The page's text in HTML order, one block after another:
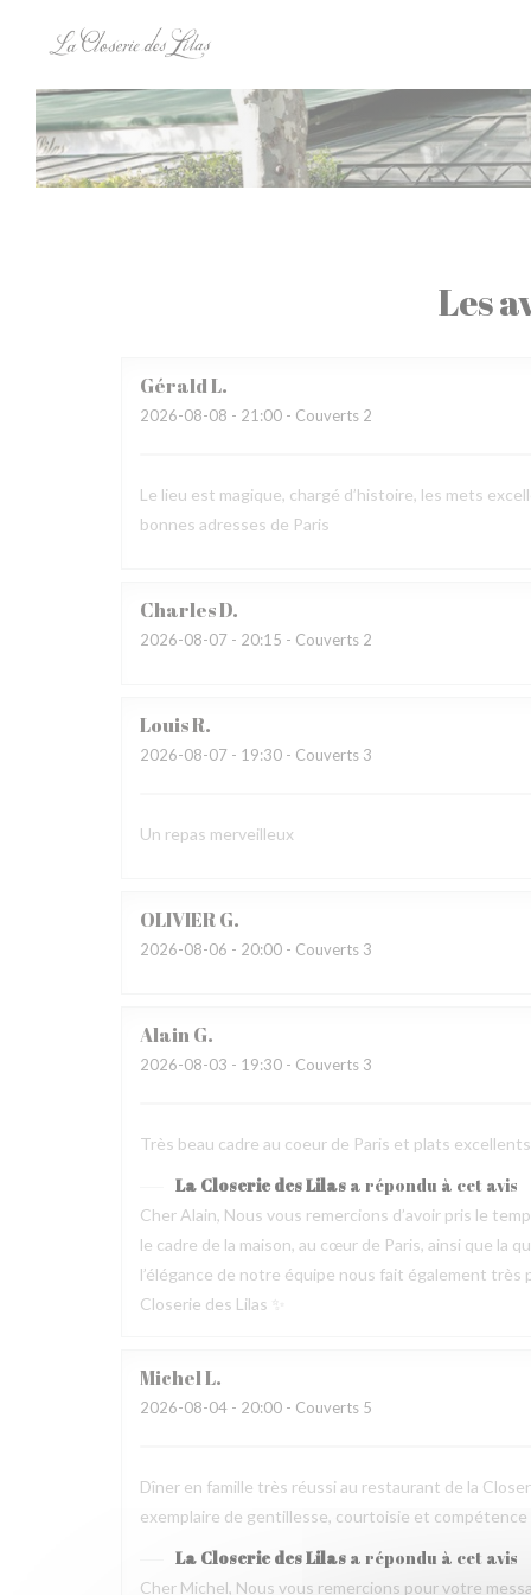
Les
GéraldL
2026-08-08 - 21:00 - Couverts 2
Le lieu est magique, chargé d’histoire, les mets
bonnes adresses de Paris
CharlesD
2026-08-07 - 20:15 - Couverts 2
LouisR
2026-08-07 - 19:30 - Couverts 3
Un repas merveilleux
OLIVIERG
2026-08-06 - 20:00 - Couverts 3
AlainG
2026-08-03 - 19:30 - Couverts 3
Très beau cadre au coeur de Paris et plats
La Closerie des Lilas a répondu à cet avis
Cher Alain, Nous vous remercions d’avoir pris le
le cadre de la maison, au cœur de Paris, ainsi que la
l’élégance de notre équipe nous fait également très
Closerie des Lilas ✨
MichelL
2026-08-04 - 20:00 - Couverts 5
Dîner en famille très réussi au restaurant de la
exemplaire de gentillesse, courtoisie et
La Closerie des Lilas a répondu à cet avis
Cher Michel, Nous vous remercions pour votre